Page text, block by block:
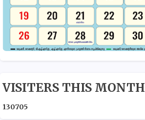
VISITERS THIS MONTH
130705